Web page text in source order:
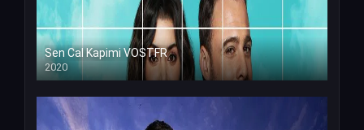
Sen Cal Kapimi VOSTFR
2020